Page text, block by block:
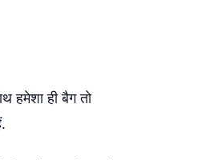
हमेशा ही बैग तो